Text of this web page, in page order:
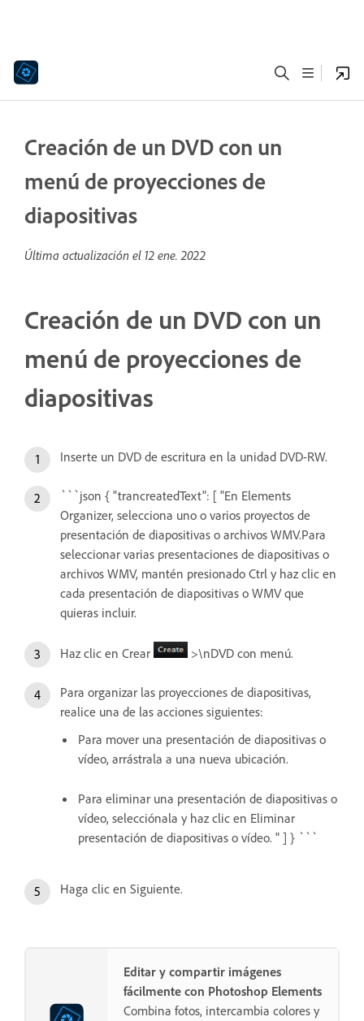
Creación de un DVD con un
menú de proyecciones de
diapositivas
Última actualización el 12 ene. 2022
Creación de un DVD con un
menú de proyecciones de
diapositivas
Inserte un DVD de escritura en la unidad DVD-RW.
```json { "trancreatedText": [ "En Elements
Organizer, selecciona uno o varios proyectos de
presentación de diapositivas o archivos WMV.Para
seleccionar varias presentaciones de diapositivas o
archivos WMV, mantén presionado Ctrl y haz clic en
cada presentación de diapositivas o WMV que
quieras incluir.
Haz clic en Crear >\nDVD con menú.
Para organizar las proyecciones de diapositivas,
realice una de las acciones siguientes:
Para mover una presentación de diapositivas o
vídeo, arrástrala a una nueva ubicación.
Para eliminar una presentación de diapositivas o
vídeo, selecciónala y haz clic en Eliminar
presentación de diapositivas o vídeo. " ] } ```
Haga clic en Siguiente.
Editar y compartir imágenes
fácilmente con Photoshop Elements
Combina fotos, intercambia colores y